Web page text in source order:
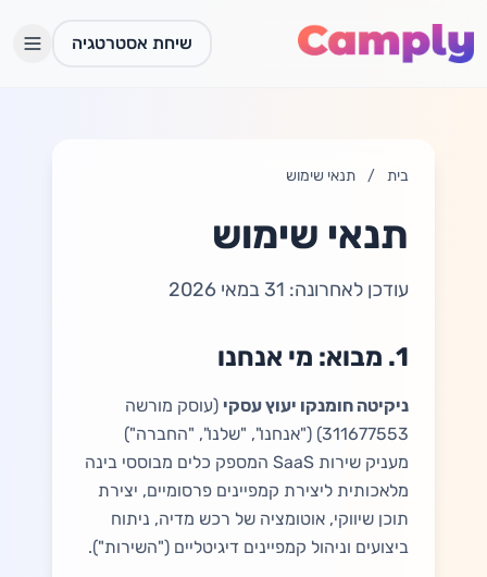
שיחת אסטרטגיה
התחברות
התחילו חינם
בית / תנאי שימוש
תנאי שימוש
עודכן לאחרונה: 31 במאי 2026
1. מבוא: מי אנחנו
ניקיטה חומנקו יעוץ עסקי (עוסק מורשה
311677553) ("אנחנו", "שלנו", "החברה")
מעניק שירות SaaS המספק כלים מבוססי בינה
מלאכותית ליצירת קמפיינים פרסומיים, יצירת
תוכן שיווקי, אוטומציה של רכש מדיה, ניתוח
ביצועים וניהול קמפיינים דיגיטליים ("השירות").